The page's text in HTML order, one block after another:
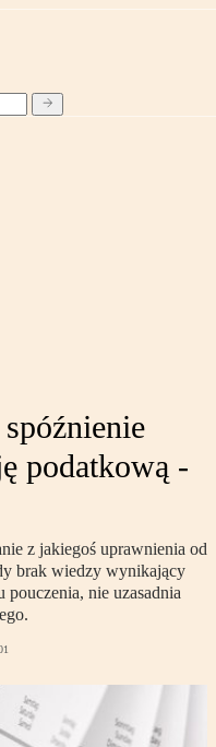
podatkową -
z jakiegoś uprawnienia od
brak wiedzy wynikający
pouczenia, nie uzasadnia